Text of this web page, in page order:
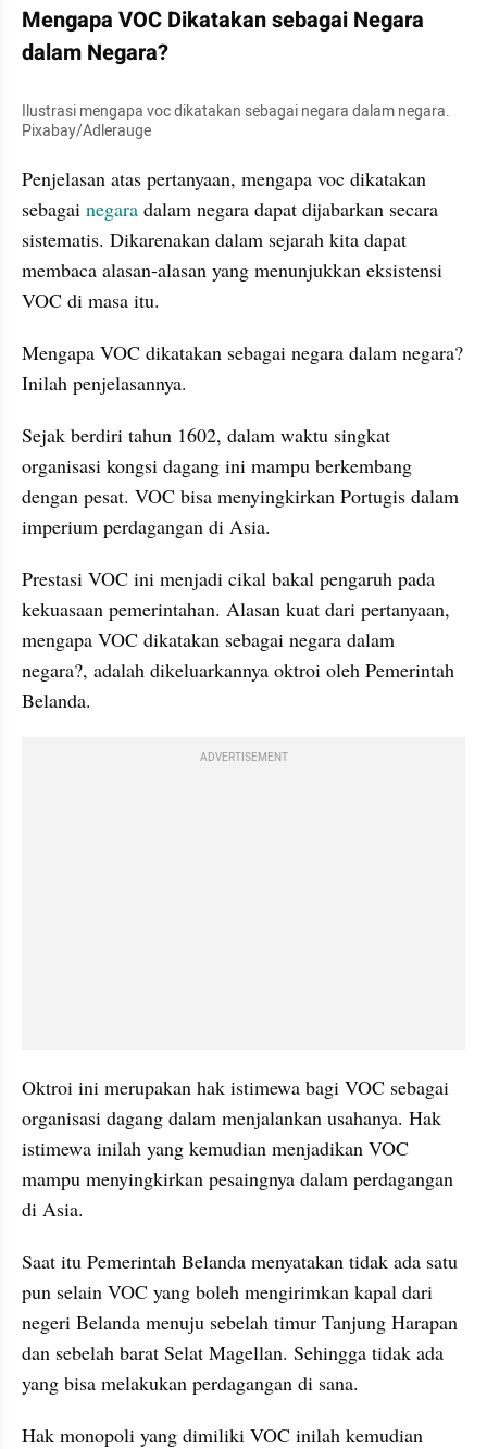
Mengapa VOC Dikatakan sebagai Negara
dalam Negara?
Ilustrasi mengapa voc dikatakan sebagai negara dalam negara.
Pixabay/Adlerauge
Penjelasan atas pertanyaan, mengapa voc dikatakan
sebagai negara dalam negara dapat dijabarkan secara
sistematis. Dikarenakan dalam sejarah kita dapat
membaca alasan-alasan yang menunjukkan eksistensi
VOC di masa itu.
Mengapa VOC dikatakan sebagai negara dalam negara?
Inilah penjelasannya.
Sejak berdiri tahun 1602, dalam waktu singkat
organisasi kongsi dagang ini mampu berkembang
dengan pesat. VOC bisa menyingkirkan Portugis dalam
imperium perdagangan di Asia.
Prestasi VOC ini menjadi cikal bakal pengaruh pada
kekuasaan pemerintahan. Alasan kuat dari pertanyaan,
mengapa VOC dikatakan sebagai negara dalam
negara?, adalah dikeluarkannya oktroi oleh Pemerintah
Belanda.
ADVERTISEMENT
Oktroi ini merupakan hak istimewa bagi VOC sebagai
organisasi dagang dalam menjalankan usahanya. Hak
istimewa inilah yang kemudian menjadikan VOC
mampu menyingkirkan pesaingnya dalam perdagangan
di Asia.
Saat itu Pemerintah Belanda menyatakan tidak ada satu
pun selain VOC yang boleh mengirimkan kapal dari
negeri Belanda menuju sebelah timur Tanjung Harapan
dan sebelah barat Selat Magellan. Sehingga tidak ada
yang bisa melakukan perdagangan di sana.
Hak monopoli yang dimiliki VOC inilah kemudian